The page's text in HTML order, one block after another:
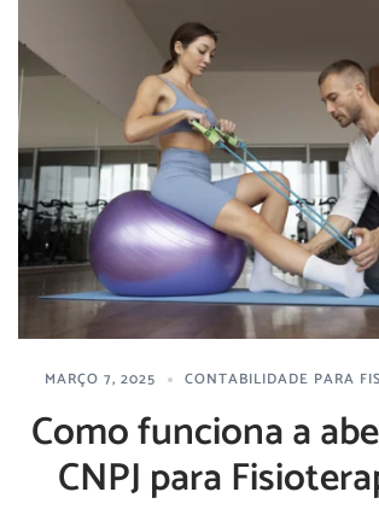
MARÇO 7, 2025 CONTABILIDADE PARA
Como funciona a
CNPJ para